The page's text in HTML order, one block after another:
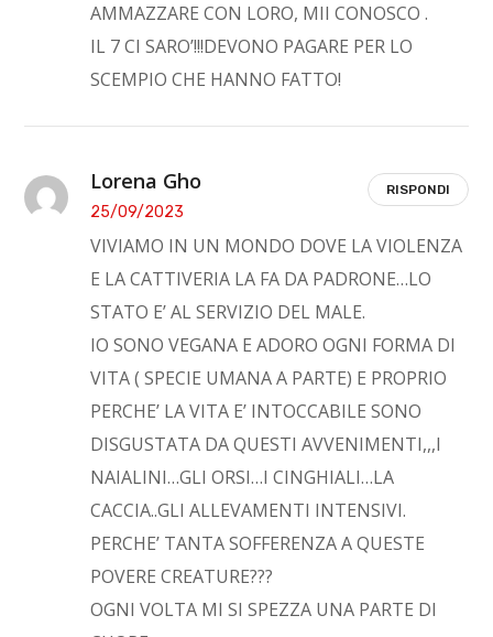
AMMAZZARE CON LORO, MII CONOSCO .
IL 7 CI SARO’!!!DEVONO PAGARE PER LO
SCEMPIO CHE HANNO FATTO!
Lorena Gho
25/09/2023
VIVIAMO IN UN MONDO DOVE LA VIOLENZA
E LA CATTIVERIA LA FA DA PADRONE…LO
STATO E’ AL SERVIZIO DEL MALE.
IO SONO VEGANA E ADORO OGNI FORMA DI
VITA ( SPECIE UMANA A PARTE) E PROPRIO
PERCHE’ LA VITA E’ INTOCCABILE SONO
DISGUSTATA DA QUESTI AVVENIMENTI,,,I
NAIALINI…GLI ORSI…I CINGHIALI…LA
CACCIA..GLI ALLEVAMENTI INTENSIVI.
PERCHE’ TANTA SOFFERENZA A QUESTE
POVERE CREATURE???
OGNI VOLTA MI SI SPEZZA UNA PARTE DI
RISPONDI